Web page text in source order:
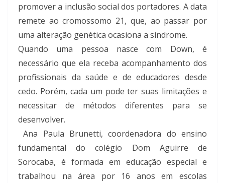
promover a inclusão social dos portadores. A data
remete ao cromossomo 21, que, ao passar por
uma alteração genética ocasiona a síndrome.
Quando uma pessoa nasce com Down, é
necessário que ela receba acompanhamento dos
profissionais da saúde e de educadores desde
cedo. Porém, cada um pode ter suas limitações e
necessitar de métodos diferentes para se
desenvolver.
Ana Paula Brunetti, coordenadora do ensino
fundamental do colégio Dom Aguirre de
Sorocaba, é formada em educação especial e
trabalhou na área por 16 anos em escolas